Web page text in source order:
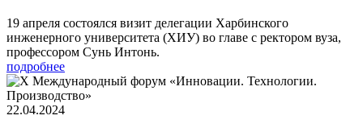
19 апреля состоялся визит делегации Харбинского
инженерного университета (ХИУ) во главе с ректором вуза,
профессором Сунь Интонь.
подробнее
22.04.2024